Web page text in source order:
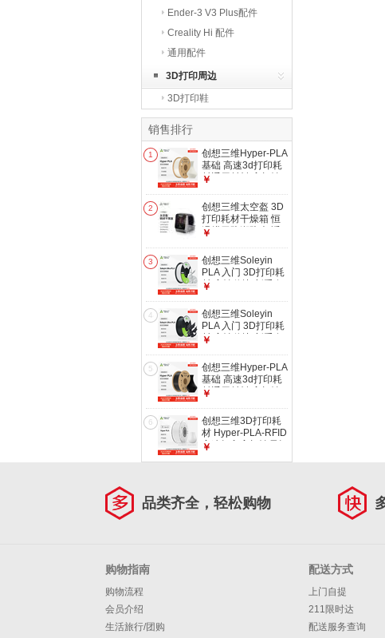
Ender-3 V3 Plus配件
Creality Hi 配件
通用配件
3D打印周边
3D打印鞋
销售排行
1
创想三维Hyper-PLA
基础 高速3d打印耗
材通用材料 高韧性
重1kg 白色【高速打
印耗材】 含料盘
￥
2
创想三维太空盔 3D
打印耗材干燥箱 恒
温烘干防潮防尘 适
TPU PVA 耗材存储
干燥盒 Space Pi V2
Plus 大陆版
￥
3
创想三维Soleyin
PLA 入门 3D打印耗
材 高性价比 新手友
保 净重1kg 【白
色】【PLA】1KG
含料盘
￥
4
创想三维Soleyin
PLA 入门 3D打印耗
材 高性价比 新手友
保 净重1kg 【黑
色】【PLA】1KG
含料盘
￥
5
创想三维Hyper-PLA
基础 高速3d打印耗
材通用材料 高韧性
重1kg 黑色【高速打
印耗材】 含料盘
￥
6
创想三维3D打印耗
材 Hyper-PLA-RFID
高速打印高韧性易打
RFID】 【1KG】含
料盘
￥
品类齐全，轻松购物
购物指南
购物流程
会员介绍
生活旅行/团购
配送方式
上门自提
211限时达
配送服务查询